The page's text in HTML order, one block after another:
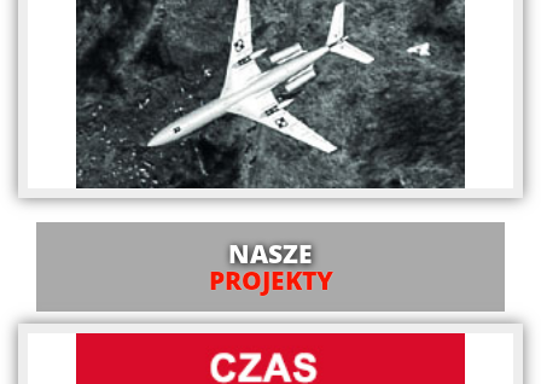
NASZE
PROJEKTY